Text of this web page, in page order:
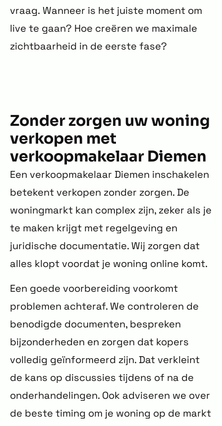
vraag. Wanneer is het juiste moment om
live te gaan? Hoe creëren we maximale
zichtbaarheid in de eerste fase?
Zonder zorgen uw woning
verkopen met
verkoopmakelaar Diemen
Een verkoopmakelaar Diemen inschakelen
betekent verkopen zonder zorgen. De
woningmarkt kan complex zijn, zeker als je
te maken krijgt met regelgeving en
juridische documentatie. Wij zorgen dat
alles klopt voordat je woning online komt.
Een goede voorbereiding voorkomt
problemen achteraf. We controleren de
benodigde documenten, bespreken
bijzonderheden en zorgen dat kopers
volledig geïnformeerd zijn. Dat verkleint
de kans op discussies tijdens of na de
onderhandelingen. Ook adviseren we over
de beste timing om je woning op de markt